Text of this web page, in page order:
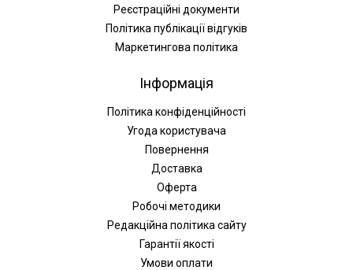
Реєстраційні документи
Політика публікації відгуків
Маркетингова політика
Інформація
Політика конфіденційності
Угода користувача
Повернення
Доставка
Оферта
Робочі методики
Редакційна політика сайту
Гарантії якості
Умови оплати